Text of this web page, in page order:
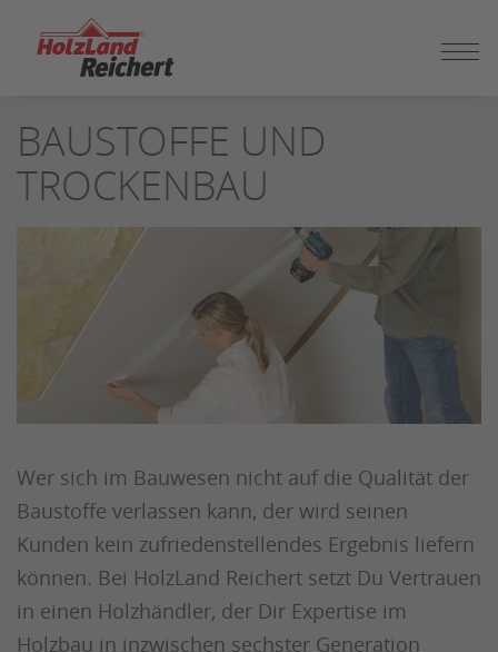
SEITENINHALT
SPRINGEN
BAUSTOFFE UND
TROCKENBAU
Wer sich im Bauwesen nicht auf die Qualität der
Baustoffe verlassen kann, der wird seinen
Kunden kein zufriedenstellendes Ergebnis liefern
können. Bei HolzLand Reichert setzt Du Vertrauen
in einen Holzhändler, der Dir Expertise im
Holzbau in inzwischen sechster Generation